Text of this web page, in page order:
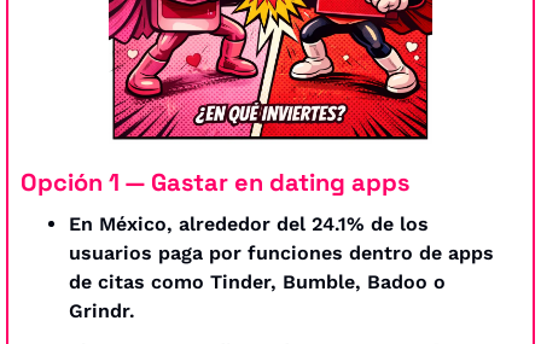
Opción 1 — Gastar en dating apps
En México, alrededor del 24.1% de los
usuarios paga por funciones dentro de apps
de citas como Tinder, Bumble, Badoo o
Grindr.